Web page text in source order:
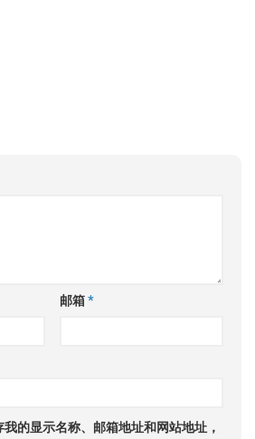
邮箱*
的显示名称、邮箱地址和网站地址，